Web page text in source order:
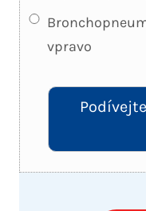
vpravo